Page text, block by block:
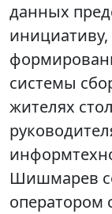
данных
системы
жителях
Шишмарев
оператором